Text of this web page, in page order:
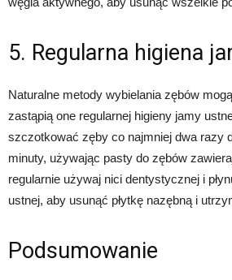
5. Regularna higiena
Naturalne metody wybielania zębów
zastąpią one regularnej higieny jamy
szczotkować zęby co najmniej dwa razy
minuty, używając pasty do zębów
regularnie używaj nici dentystycznej i
ustnej, aby usunąć płytkę nazębną i
Podsumowanie